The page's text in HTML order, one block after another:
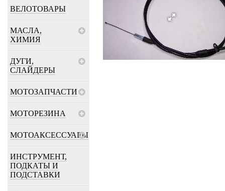
ВЕЛОТОВАРЫ
МАСЛА,
ХИМИЯ
ДУГИ,
СЛАЙДЕРЫ
МОТОЗАПЧАСТИ
МОТОРЕЗИНА
МОТОАКСЕССУАРЫ
ИНСТРУМЕНТ,
ПОДКАТЫ И
ПОДСТАВКИ